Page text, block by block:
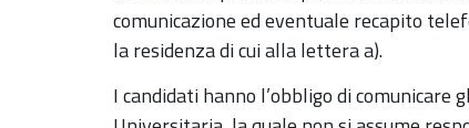
comunicazione ed eventuale recapito
la residenza di cui alla lettera a).
I candidati hanno l’obbligo di comunicare